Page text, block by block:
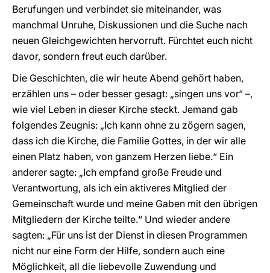
Berufungen und verbindet sie miteinander, was
manchmal Unruhe, Diskussionen und die Suche nach
neuen Gleichgewichten hervorruft. Fürchtet euch nicht
davor, sondern freut euch darüber.
Die Geschichten, die wir heute Abend gehört haben,
erzählen uns – oder besser gesagt: „singen uns vor“ –,
wie viel Leben in dieser Kirche steckt. Jemand gab
folgendes Zeugnis: „Ich kann ohne zu zögern sagen,
dass ich die Kirche, die Familie Gottes, in der wir alle
einen Platz haben, von ganzem Herzen liebe.“ Ein
anderer sagte: „Ich empfand große Freude und
Verantwortung, als ich ein aktiveres Mitglied der
Gemeinschaft wurde und meine Gaben mit den übrigen
Mitgliedern der Kirche teilte.“ Und wieder andere
sagten: „Für uns ist der Dienst in diesen Programmen
nicht nur eine Form der Hilfe, sondern auch eine
Möglichkeit, all die liebevolle Zuwendung und